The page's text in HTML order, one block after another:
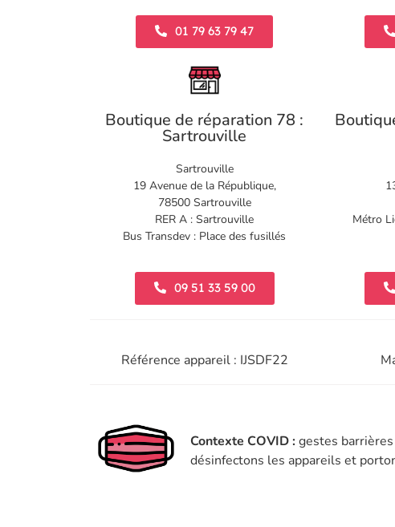
01 79 63 79 47
Boutique de réparation 78 :
Sartrouville
Sartrouville
19 Avenue de la République,
78500 Sartrouville
RER A : Sartrouville
Bus Transdev : Place des fusillés
09 51 33 59 00
Métro
Référence appareil : IJSDF22
Contexte COVID :gestes
désinfectons les appareils et